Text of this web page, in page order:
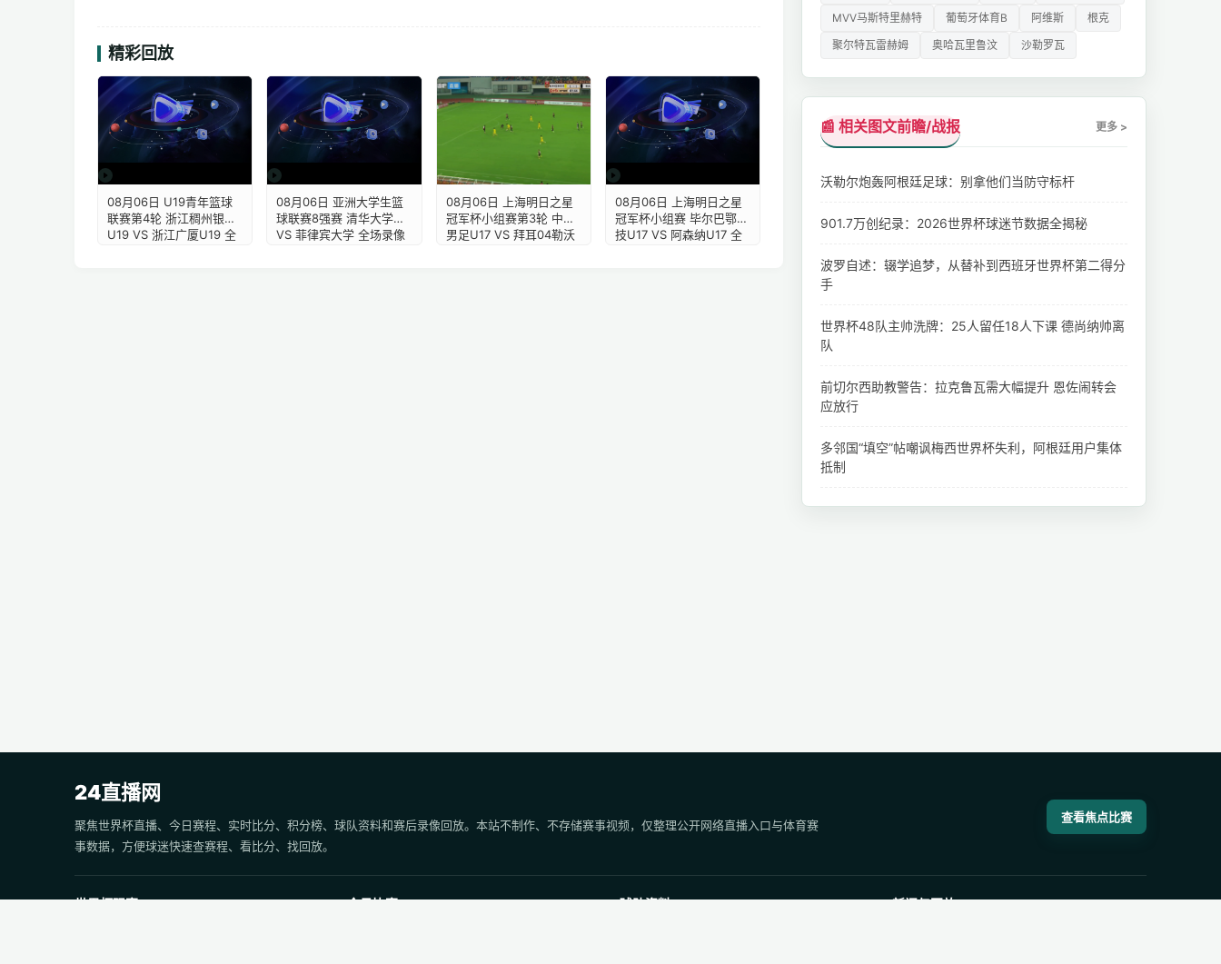
精彩回放
08月06日 U19青年篮球
联赛第4轮 浙江稠州银行
U19 VS 浙江广厦U19 全
08月06日 亚洲大学生篮
球联赛8强赛 清华大学
VS 菲律宾大学 全场录像
08月06日 上海明日之星
冠军杯小组赛第3轮 中国
男足U17 VS 拜耳04勒沃
08月06日 上海明日之星
冠军杯小组赛 毕尔巴鄂竞
技U17 VS 阿森纳U17 全
MVV马斯特里赫特
葡萄牙体育B 阿维斯
根克
聚尔特瓦雷赫姆
奥哈瓦里鲁汶 沙勒罗瓦
📰 相关图文前瞻/战报 更多 >
沃勒尔炮轰阿根廷足球：别拿他们当防守标杆
901.7万创纪录：2026世界杯球迷节数据全揭秘
波罗自述：辍学追梦，从替补到西班牙世界杯第二得分
手
世界杯48队主帅洗牌：25人留任18人下课 德尚纳帅离
队
前切尔西助教警告：拉克鲁瓦需大幅提升 恩佐闹转会
应放行
多邻国“填空”帖嘲讽梅西世界杯失利，阿根廷用户集体
抵制
24直播网
聚焦世界杯直播、今日赛程、实时比分、积分榜、球队资料和赛后录像回放。本站不制作、不存储赛事视频，仅整理公开网络直播入口与体育赛
事数据，方便球迷快速查赛程、看比分、找回放。
查看焦点比赛
世界杯观赛 今日比赛 球队资料 新闻与回放